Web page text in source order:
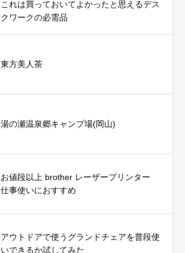
これは買っておいてよかったと思えるデス
クワークの必需品
東方美人茶
湯の瀬温泉郷キャンプ場(岡山)
お値段以上 brother レーザープリンター
仕事使いにおすすめ
アウトドアで使うグランドチェアを普段使
いできるか試してみた